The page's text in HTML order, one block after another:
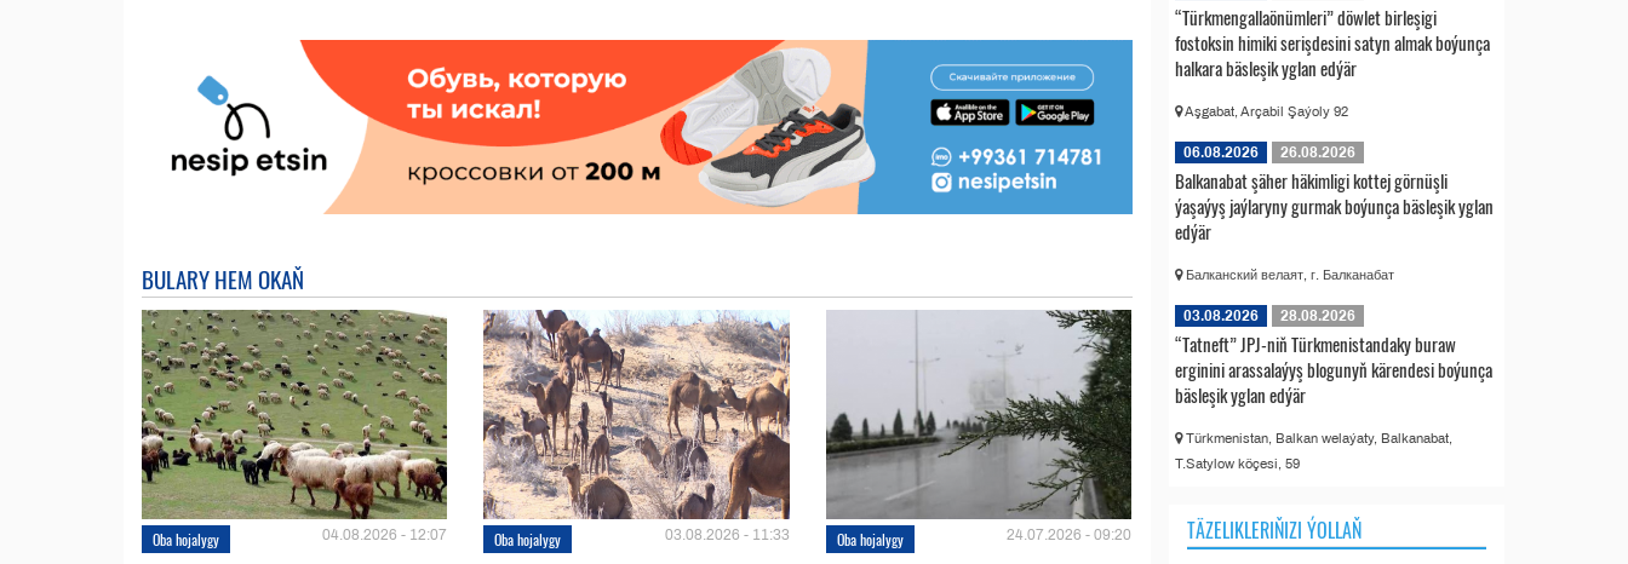
BULARY HEM OKAŇ
Oba hojalygy 04.08.2026 - 12:07 Oba hojalygy 03.08.2026 - 11:33 Oba hojalygy 24.07.2026 - 09:20
“Türkmengallaönümleri” döwlet birleşigi
fostoksin himiki serişdesini satyn almak boýunça
halkara bäsleşik yglan edýär
Aşgabat, Arçabil Şaýoly 92
06.08.2026 26.08.2026
Balkanabat şäher häkimligi kottej görnüşli
ýaşaýyş jaýlaryny gurmak boýunça bäsleşik yglan
edýär
Балканский велаят, г. Балканабат
03.08.2026 28.08.2026
“Tatneft” JPJ-niň Türkmenistandaky buraw
erginini arassalaýyş blogunyň kärendesi boýunça
bäsleşik yglan edýär
Türkmenistan, Balkan welaýaty, Balkanabat,
T.Satylow köçesi, 59
TÄZELIKLERIŇIZI ÝOLLAŇ